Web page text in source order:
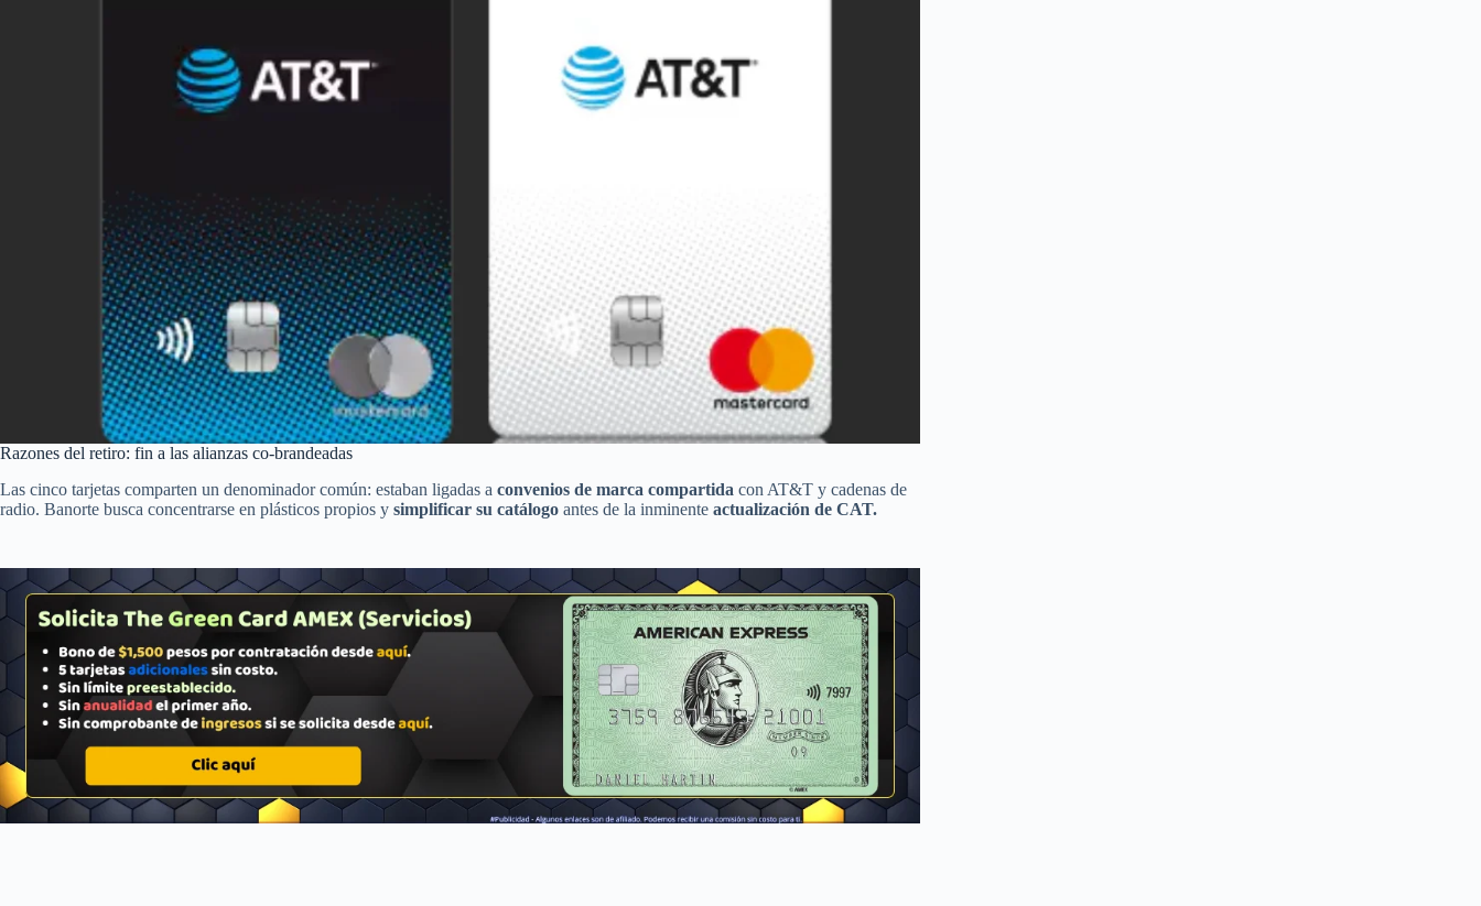
Razones del retiro: fin a las alianzas co-brandeadas
Las cinco tarjetas comparten un denominador común: estaban ligadas a convenios de marca compartida con AT&T y cadenas de
radio. Banorte busca concentrarse en plásticos propios y simplificar su catálogo antes de la inminente actualización de CAT.